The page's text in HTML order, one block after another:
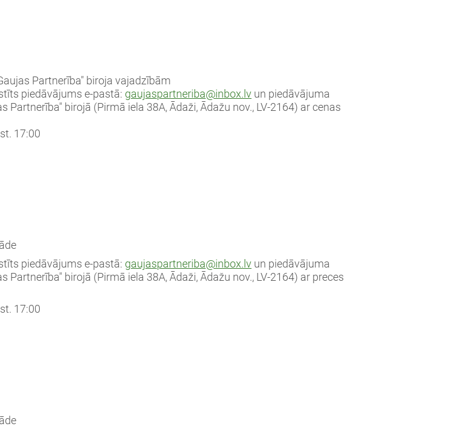
Partnerība" biroja vajadzībām
piedāvājums e-pastā: gaujaspartneriba@inbox.lv un piedāvājuma
birojā (Pirmā iela 38A, Ādaži, Ādažu nov., LV-2164) ar cenas
17:00
piedāvājums e-pastā: gaujaspartneriba@inbox.lv un piedāvājuma
birojā (Pirmā iela 38A, Ādaži, Ādažu nov., LV-2164) ar preces
17:00